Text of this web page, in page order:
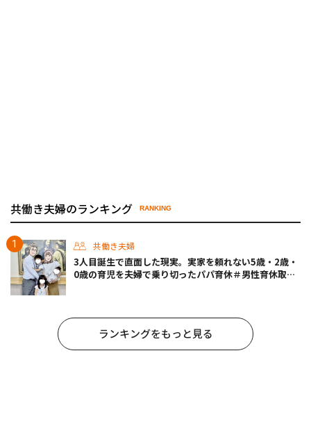
共働き夫婦のランキング RANKING
共働き夫婦
3人目誕生で直面した現実。実家を頼れない5歳・2歳・
0歳の育児を夫婦で乗り切ったパパ育休＃男性育休取っ
ランキングをもっと見る